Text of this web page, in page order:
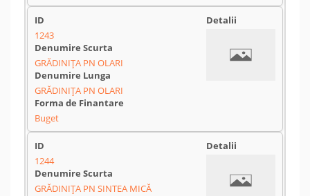
1243
GRĂDINIŢA PN OLARI
GRĂDINIŢA PN OLARI
Buget
1244
GRĂDINIŢA PN SINTEA MICĂ